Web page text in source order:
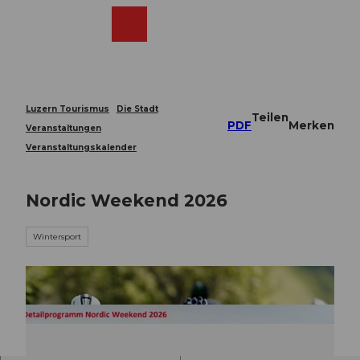
Luzern Tourismus
Die Stadt
Veranstaltungen
Veranstaltungskalender
PDF
Teilen
Merken
Nordic Weekend 2026
Wintersport